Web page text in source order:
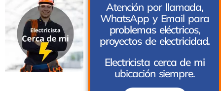
Atención por llamada,
WhatsApp y Email para
problemas eléctricos,
proyectos de electricidad.
Electricista cerca de mi
ubicación siempre.